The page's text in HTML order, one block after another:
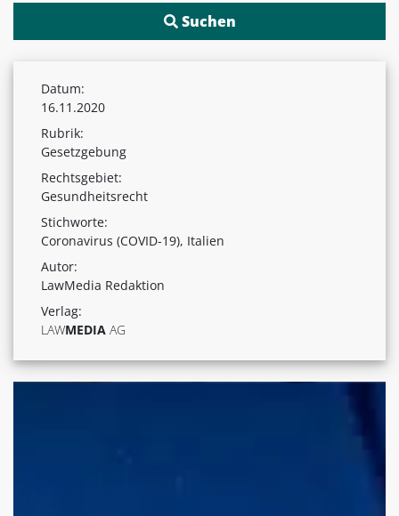
Datum:
16.11.2020
Rubrik:
Gesetzgebung
Rechtsgebiet:
Gesundheitsrecht
Stichworte:
Coronavirus (COVID-19), Italien
Autor:
LawMedia Redaktion
Verlag:
LAWMEDIA AG